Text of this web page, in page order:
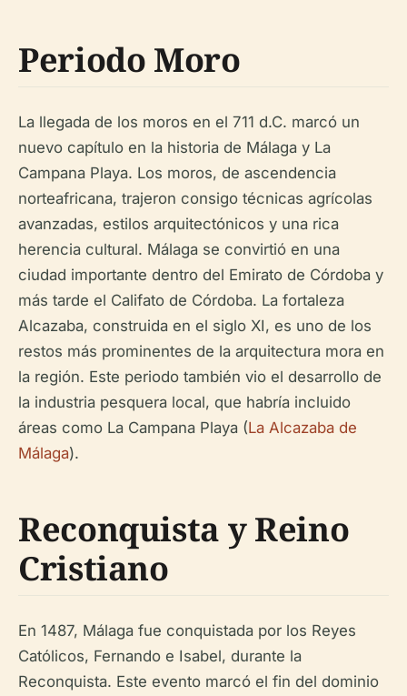
Periodo Moro
La llegada de los moros en el 711 d.C. marcó un
nuevo capítulo en la historia de Málaga y La
Campana Playa. Los moros, de ascendencia
norteafricana, trajeron consigo técnicas agrícolas
avanzadas, estilos arquitectónicos y una rica
herencia cultural. Málaga se convirtió en una
ciudad importante dentro del Emirato de Córdoba y
más tarde el Califato de Córdoba. La fortaleza
Alcazaba, construida en el siglo XI, es uno de los
restos más prominentes de la arquitectura mora en
la región. Este periodo también vio el desarrollo de
la industria pesquera local, que habría incluido
áreas como La Campana Playa (La Alcazaba de
Málaga).
Reconquista y Reino
Cristiano
En 1487, Málaga fue conquistada por los Reyes
Católicos, Fernando e Isabel, durante la
Reconquista. Este evento marcó el fin del dominio